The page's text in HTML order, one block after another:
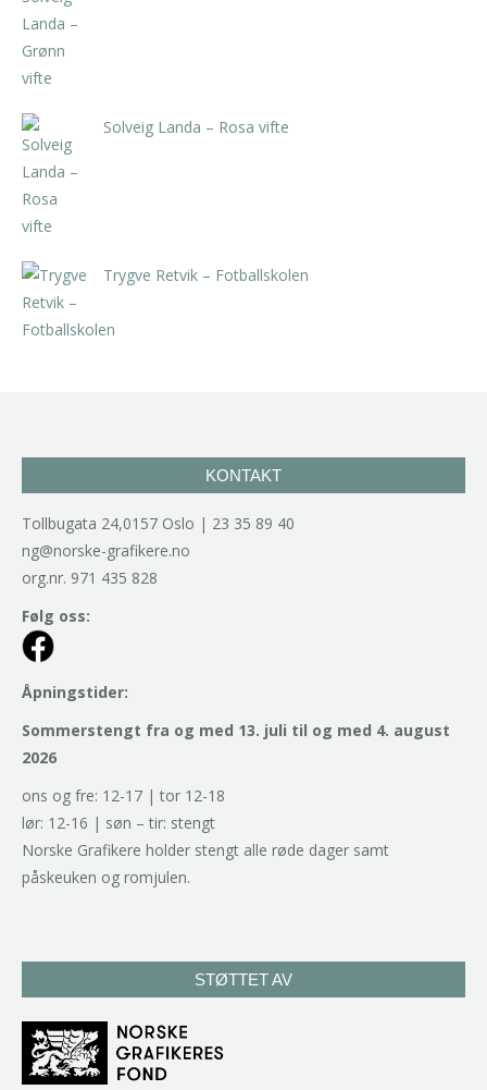
Solveig Landa – Rosa vifte
Trygve Retvik – Fotballskolen
KONTAKT
Tollbugata 24,0157 Oslo | 23 35 89 40
ng@norske-grafikere.no
org.nr. 971 435 828
Følg oss:
Åpningstider:
Sommerstengt fra og med 13. juli til og med 4. august
2026
ons og fre: 12-17 | tor 12-18
lør: 12-16 | søn – tir: stengt
Norske Grafikere holder stengt alle røde dager samt
påskeuken og romjulen.
STØTTET AV